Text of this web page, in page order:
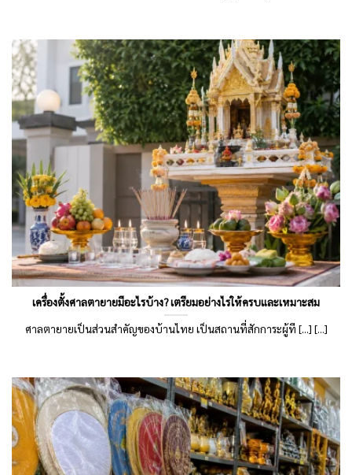
เครื่องตั้งศาลตายายมีอะไรบ้าง? เตรียมอย่างไรให้ครบและเหมาะสม
ศาลตายายเป็นส่วนสำคัญของบ้านไทย เป็นสถานที่สักการะผู้ที [...] [...]